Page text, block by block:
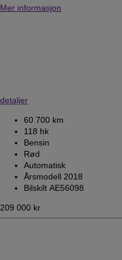
Mer informasjon
detaljer
60 700 km
118 hk
Bensin
Rød
Automatisk
Årsmodell 2018
Bilskilt AE56098
209 000 kr